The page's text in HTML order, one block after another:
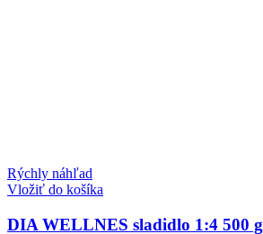
Rýchly náhľad
Vložiť do košíka
DIA WELLNES sladidlo 1:4 500 g